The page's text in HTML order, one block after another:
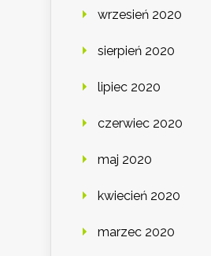
wrzesień 2020
sierpień 2020
lipiec 2020
czerwiec 2020
maj 2020
kwiecień 2020
marzec 2020